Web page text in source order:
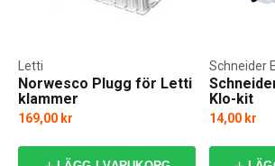
Norwesco Plugg för Letti
klammer
Letti
169,00 kr
Klo-kit
Schneider
14,00 kr